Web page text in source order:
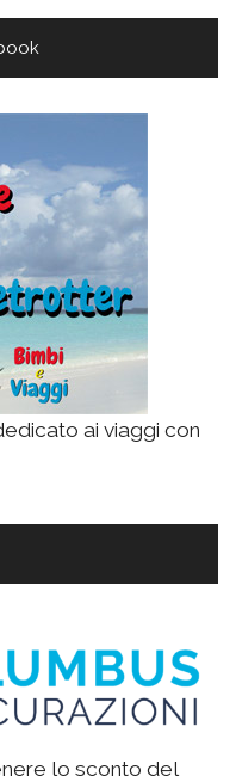
ai viaggi con
lo sconto del